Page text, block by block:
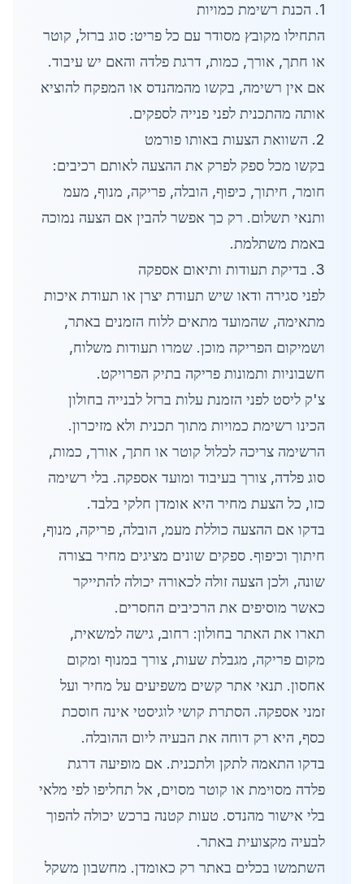
1. הכנת רשימת כמויות
התחילו מקובץ מסודר עם כל פריט: סוג ברזל, קוטר
או חתך, אורך, כמות, דרגת פלדה והאם יש עיבוד.
אם אין רשימה, בקשו מהמהנדס או המפקח להוציא
אותה מהתכנית לפני פנייה לספקים.
2. השוואת הצעות באותו פורמט
בקשו מכל ספק לפרק את ההצעה לאותם רכיבים:
חומר, חיתוך, כיפוף, הובלה, פריקה, מנוף, מעמ
ותנאי תשלום. רק כך אפשר להבין אם הצעה נמוכה
באמת משתלמת.
3. בדיקת תעודות ותיאום אספקה
לפני סגירה ודאו שיש תעודת יצרן או תעודת איכות
מתאימה, שהמועד מתאים ללוח הזמנים באתר,
ושמיקום הפריקה מוכן. שמרו תעודות משלוח,
חשבוניות ותמונות פריקה בתיק הפרויקט.
צ'ק ליסט לפני הזמנת עלות ברזל לבנייה בחולון
הכינו רשימת כמויות מתוך תכנית ולא מזיכרון.
הרשימה צריכה לכלול קוטר או חתך, אורך, כמות,
סוג פלדה, צורך בעיבוד ומועד אספקה. בלי רשימה
כזו, כל הצעת מחיר היא אומדן חלקי בלבד.
בדקו אם ההצעה כוללת מעמ, הובלה, פריקה, מנוף,
חיתוך וכיפוף. ספקים שונים מציגים מחיר בצורה
שונה, ולכן הצעה זולה לכאורה יכולה להתייקר
כאשר מוסיפים את הרכיבים החסרים.
תארו את האתר בחולון: רחוב, גישה למשאית,
מקום פריקה, מגבלת שעות, צורך במנוף ומקום
אחסון. תנאי אתר קשים משפיעים על מחיר ועל
זמני אספקה. הסתרת קושי לוגיסטי אינה חוסכת
כסף, היא רק דוחה את הבעיה ליום ההובלה.
בדקו התאמה לתקן ולתכנית. אם מופיעה דרגת
פלדה מסוימת או קוטר מסוים, אל תחליפו לפי מלאי
בלי אישור מהנדס. טעות קטנה ברכש יכולה להפוך
לבעיה מקצועית באתר.
השתמשו בכלים באתר רק כאומדן. מחשבון משקל